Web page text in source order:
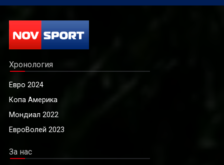
Хронология
Евро 2024
Копа Америка
Мондиал 2022
ЕвроВолей 2023
За нас